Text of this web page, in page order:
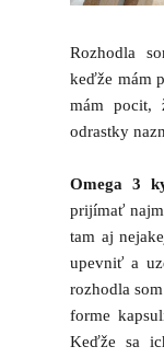
Rozhodla
keďže mám
mám pocit,
odrastky
Omega 3
prijímať
tam aj
upevniť a
rozhodla
forme
Keďže sa